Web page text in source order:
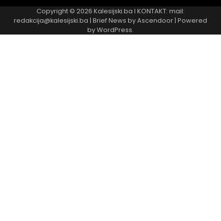
Copyright © 2026 Kalesijski.ba I KONTAKT: mail:
redakcija@kalesijski.ba | Brief News byAscendoor| Powered
byWordPress.